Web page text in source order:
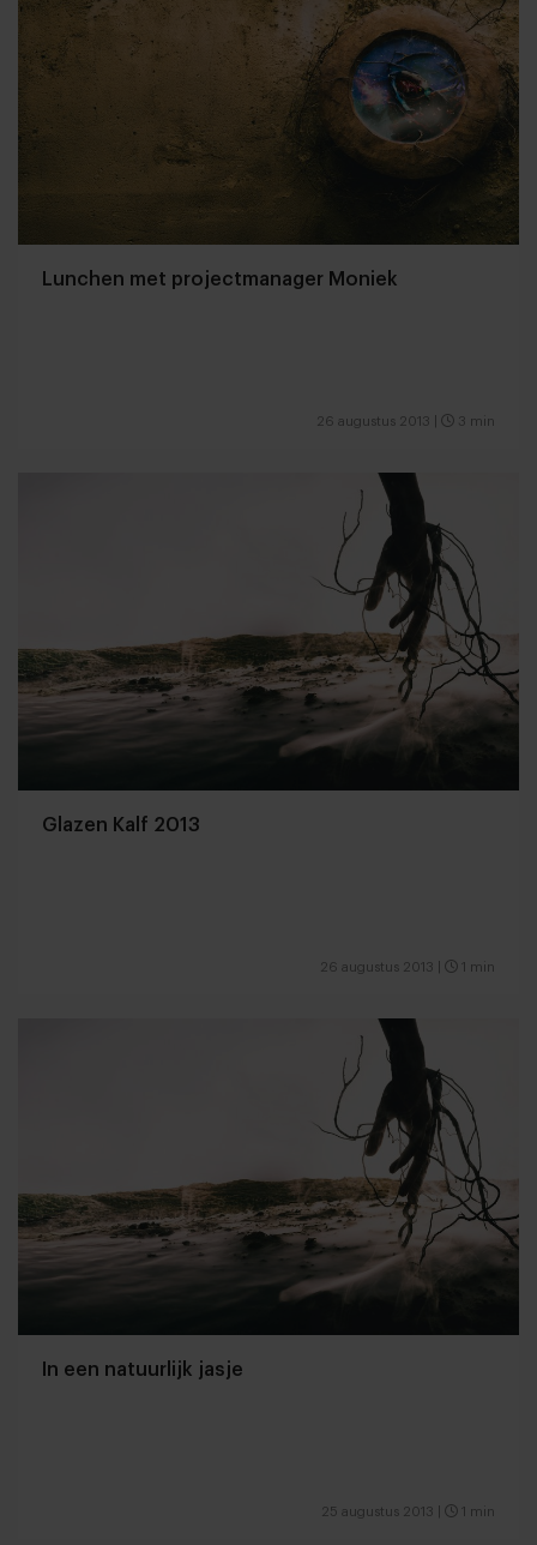
Lunchen met projectmanager Moniek
26 augustus 2013 3 min
Glazen Kalf 2013
26 augustus 2013 1 min
In een natuurlijk jasje
25 augustus 2013 1 min